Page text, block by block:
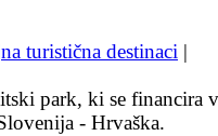
turistična destinaci |
park, ki se financira
- Hrvaška.